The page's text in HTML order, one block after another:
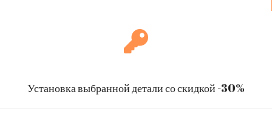
Установка выбранной детали со скидкой -30%